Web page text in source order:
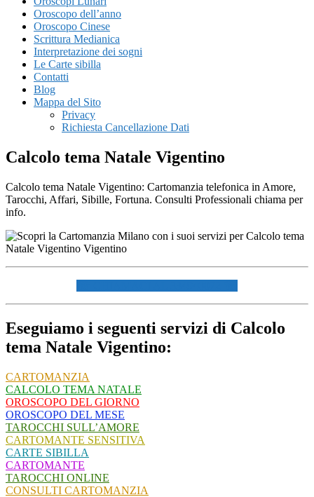
Oroscopo dell’anno
Oroscopo Cinese
Scrittura Medianica
Interpretazione dei sogni
Le Carte sibilla
Contatti
Blog
Mappa del Sito
Privacy
Richiesta Cancellazione Dati
Calcolo tema Natale Vigentino
Calcolo tema Natale Vigentino: Cartomanzia telefonica in Amore,
Tarocchi, Affari, Sibille, Fortuna. Consulti Professionali chiama per
info.
Eseguiamo i seguenti servizi di Calcolo
tema Natale Vigentino:
CARTOMANZIA
CALCOLO TEMA NATALE
OROSCOPO DEL GIORNO
OROSCOPO DEL MESE
TAROCCHI SULL’AMORE
CARTOMANTE SENSITIVA
CARTE SIBILLA
CARTOMANTE
TAROCCHI ONLINE
CONSULTI CARTOMANZIA